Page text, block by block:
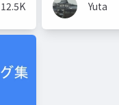
12.5K Yuta